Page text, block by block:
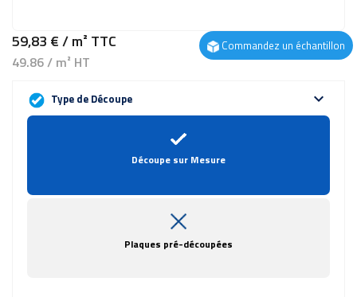
59,83 €/ m² TTC
49.86 / m² HT
Commandez un échantillon
Type de Découpe expand_more
Découpe sur Mesure
Plaques pré-découpées